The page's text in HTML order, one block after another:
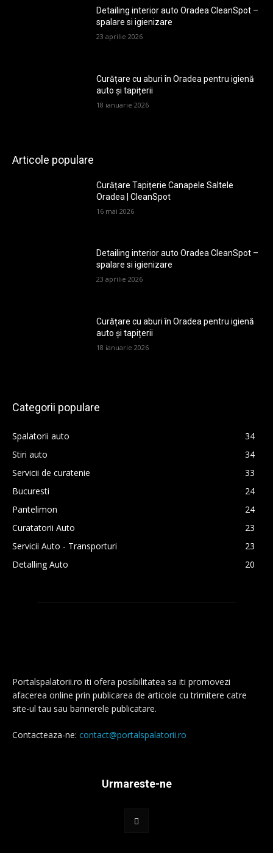
Detailing interior auto Oradea CleanSpot –
spalare si igienizare
23 aprilie 2026
Curățare cu aburi în Oradea pentru igienă
auto și tapițerii
18 ianuarie 2026
Articole populare
Curățare Tapițerie Canapele Saltele
Oradea | CleanSpot
16 mai 2026
Detailing interior auto Oradea CleanSpot –
spalare si igienizare
23 aprilie 2026
Curățare cu aburi în Oradea pentru igienă
auto și tapițerii
18 ianuarie 2026
Categorii populare
Spalatorii auto
34
Stiri auto
34
Servicii de curatenie
33
Bucuresti
24
Pantelimon
24
Curatatorii Auto
23
Servicii Auto - Transporturi
23
Detalling Auto
20
Portalspalatorii.ro iti ofera posibilitatea sa iti promovezi
afacerea online prin publicarea de articole cu trimitere catre
site-ul tau sau bannerele publicatare.
Contacteaza-ne: contact@portalspalatorii.ro
Urmareste-ne